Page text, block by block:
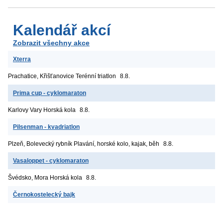
Kalendář akcí
Zobrazit všechny akce
Xterra
Prachatice, Křišťanovice Terénní triatlon 8.8.
Prima cup - cyklomaraton
Karlovy Vary Horská kola 8.8.
Pilsenman - kvadriatlon
Plzeň, Bolevecký rybník Plavání, horské kolo, kajak, běh 8.8.
Vasaloppet - cyklomaraton
Švédsko, Mora Horská kola 8.8.
Černokostelecký bajk